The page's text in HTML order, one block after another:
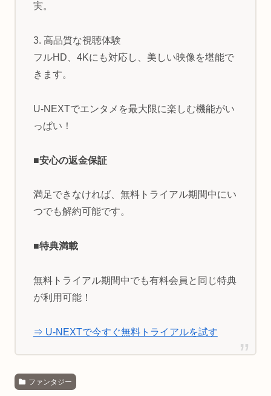
実。
3. 高品質な視聴体験
フルHD、4Kにも対応し、美しい映像を堪能で
きます。
U-NEXTでエンタメを最大限に楽しむ機能がい
っぱい！
■安心の返金保証
満足できなければ、無料トライアル期間中にい
つでも解約可能です。
■特典満載
無料トライアル期間中でも有料会員と同じ特典
が利用可能！
⇒ U-NEXTで今すぐ無料トライアルを試す
ファンタジー